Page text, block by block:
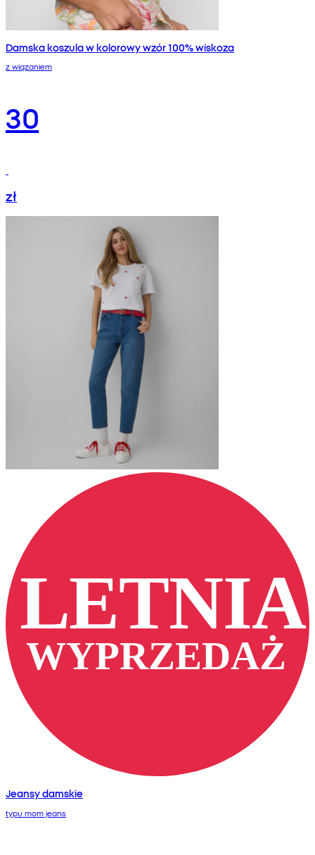
Damska koszula w kolorowy wzór 100% wiskoza
z wiązaniem
30
zł
Jeansy damskie
typu mom jeans